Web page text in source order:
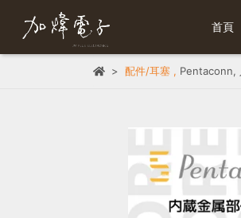
首頁
配件/耳塞, Pentaconn,